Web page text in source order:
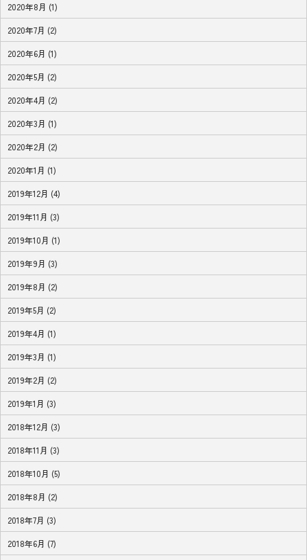
2020年8月 (1)
2020年7月 (2)
2020年6月 (1)
2020年5月 (2)
2020年4月 (2)
2020年3月 (1)
2020年2月 (2)
2020年1月 (1)
2019年12月 (4)
2019年11月 (3)
2019年10月 (1)
2019年9月 (3)
2019年8月 (2)
2019年5月 (2)
2019年4月 (1)
2019年3月 (1)
2019年2月 (2)
2019年1月 (3)
2018年12月 (3)
2018年11月 (3)
2018年10月 (5)
2018年8月 (2)
2018年7月 (3)
2018年6月 (7)